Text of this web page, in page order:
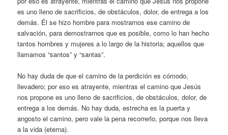
es uno lleno de sacrificios, de obstáculos, dolor, de entrega a los
demás. Él se hizo hombre para mostrarnos ese camino de
salvación, para demostrarnos que es posible, como lo han hecho
tantos hombres y mujeres a lo largo de la historia; aquellos que
llamamos “santos” y “santas”.
No hay duda de que el camino de la perdición es cómodo,
llevadero; por eso es atrayente, mientras el camino que Jesús
nos propone es uno lleno de sacrificios, de obstáculos, dolor, de
entrega a los demás. No hay duda, estrecha es la puerta y
angosto el camino, pero vale la pena recorrerlo, porque nos lleva
a la vida (eterna).